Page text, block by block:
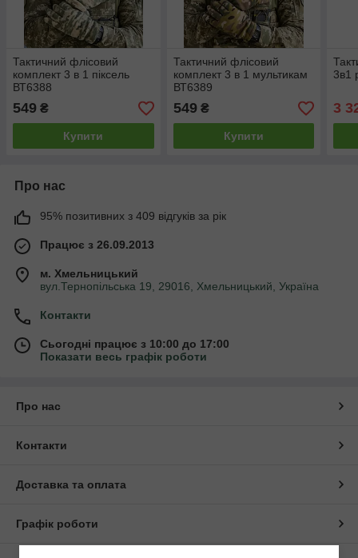
Тактичний флісовий
комплект 3 в 1 піксель
ВТ6388
549 ₴
Купити
Тактичний флісовий
комплект 3 в 1 мультикам
ВТ6389
549₴
Купити
3в1
3
Про нас
95% позитивних з 409 відгуків за рік
Працює з 26.09.2013
м. Хмельницький
вул.Тернопільська 19, 29016, Хмельницький, Україна
Контакти
Сьогодні працює з 10:00 до 17:00
Показати весь графік роботи
Про нас
Контакти
Доставка та оплата
Графік роботи